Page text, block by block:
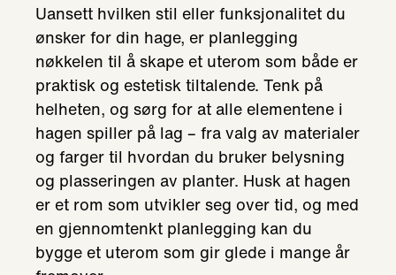
Uansett hvilken stil eller funksjonalitet du
ønsker for din hage, er planlegging
nøkkelen til å skape et uterom som både er
praktisk og estetisk tiltalende. Tenk på
helheten, og sørg for at alle elementene i
hagen spiller på lag – fra valg av materialer
og farger til hvordan du bruker belysning
og plasseringen av planter. Husk at hagen
er et rom som utvikler seg over tid, og med
en gjennomtenkt planlegging kan du
bygge et uterom som gir glede i mange år